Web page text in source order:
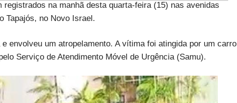
na manhã desta quarta-feira (15) nas avenidas
Tapajós, no Novo Israel.
envolveu um atropelamento. A vítima foi atingida por um carro
Serviço de Atendimento Móvel de Urgência (Samu).